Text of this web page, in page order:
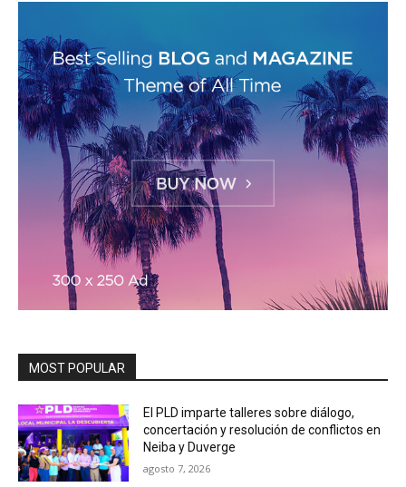
MOST POPULAR
El PLD imparte talleres sobre diálogo,
concertación y resolución de conflictos en
Neiba y Duverge
agosto 7, 2026